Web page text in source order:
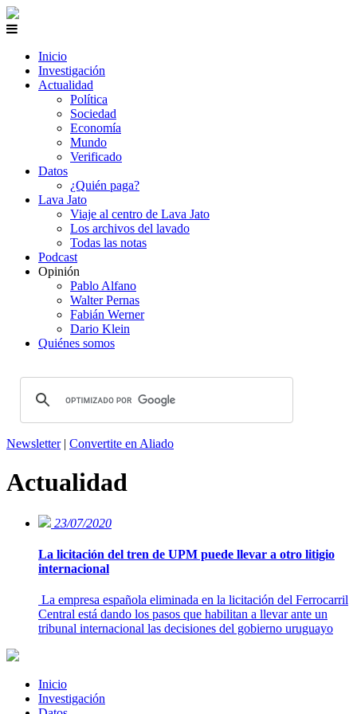
Inicio
Investigación
Actualidad
Política
Sociedad
Economía
Mundo
Verificado
Datos
¿Quién paga?
Lava Jato
Viaje al centro de Lava Jato
Los archivos del lavado
Todas las notas
Podcast
Opinión
Pablo Alfano
Walter Pernas
Fabián Werner
Dario Klein
Quiénes somos
Newsletter| Convertite en Aliado
Actualidad
23/07/2020
La licitación del tren de UPM puede llevar a otro litigio
internacional
La empresa española eliminada en la licitación del Ferrocarril
Central está dando los pasos que habilitan a llevar ante un
tribunal internacional las decisiones del gobierno uruguayo
Inicio
Investigación